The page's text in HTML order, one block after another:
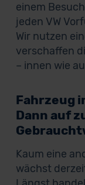
einem
jeden VW
Wir nutzen
verschaffen
– innen wie
Fahrzeug
Dann auf
Kaum eine
wächst